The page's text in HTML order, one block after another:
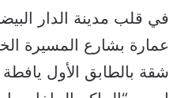
في قلب مدينة الدار
عمارة بشارع المسيرة
شقة بالطابق الأول